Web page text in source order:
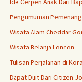
Ide Cerpen Anak Dari
Pengumuman
Wisata Alam Cheddar
Wisata Belanja London
Tulisan Perjalanan di
Dapat Duit Dari Citizen